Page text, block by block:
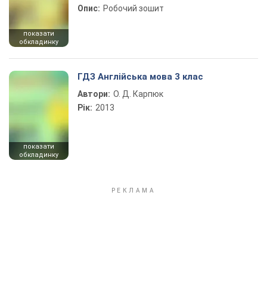
показати
обкладинку
Опис: Робочий зошит
показати
обкладинку
ГДЗ Англійська мова 3 клас
Автори: О. Д. Карпюк
Рік: 2013